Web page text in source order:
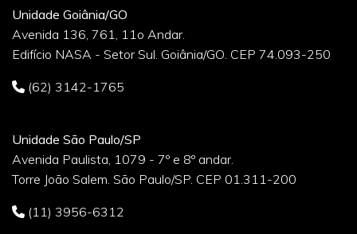
Unidade Goiânia/GO
Avenida 136, 761, 11o Andar.
Edifício NASA - Setor Sul. Goiânia/GO. CEP 74.093-250
(62) 3142-1765
Unidade São Paulo/SP
Avenida Paulista, 1079 - 7º e 8º andar.
Torre João Salem. São Paulo/SP. CEP 01.311-200
(11) 3956-6312